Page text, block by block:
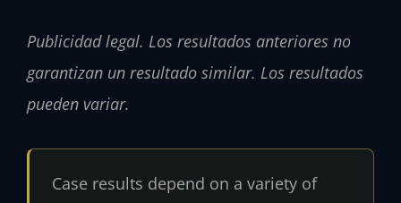
Publicidad legal. Los resultados anteriores no
garantizan un resultado similar. Los resultados
pueden variar.
Case results depend on a variety of